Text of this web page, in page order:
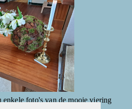
foto's van de mooie viering